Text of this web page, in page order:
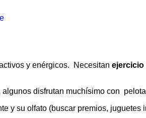
y enérgicos. Necesitan ejercicio
disfrutan muchísimo con
y su olfato (buscar premios,